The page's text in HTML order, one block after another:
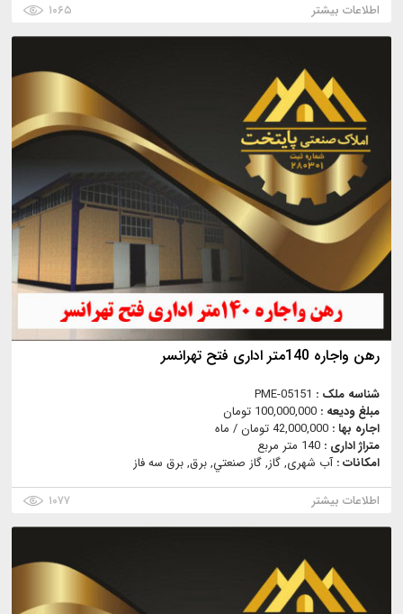
اطلاعات بیشتر
۱۰۶۵
رهن واجاره 140متر اداری فتح تهرانسر
شناسه ملک : PME-05151
مبلغ ودیعه : 100,000,000 تومان
اجاره بها : 42,000,000 تومان / ماه
متراژ اداری : 140 متر مربع
امکانات :آب شهری, گاز, گاز صنعتي, برق, برق سه فاز
اطلاعات بیشتر
۱۰۷۷